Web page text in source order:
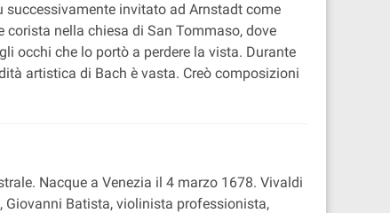
invitato ad Arnstadt come
corista nella chiesa di San Tommaso, dove
occhi che lo portò a perdere la vista. Durante
artistica di Bach è vasta. Creò composizioni
Nacque a Venezia il 4 marzo 1678. Vivaldi
Batista, violinista professionista,